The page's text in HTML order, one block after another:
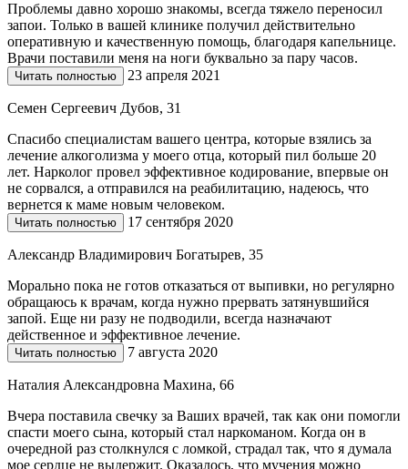
Проблемы давно хорошо знакомы, всегда тяжело переносил
запои. Только в вашей клинике получил действительно
оперативную и качественную помощь, благодаря капельнице.
Врачи поставили меня на ноги буквально за пару часов.
Читать полностью 23 апреля 2021
Семен Сергеевич Дубов, 31
Спасибо специалистам вашего центра, которые взялись за
лечение алкоголизма у моего отца, который пил больше 20
лет. Нарколог провел эффективное кодирование, впервые он
не сорвался, а отправился на реабилитацию, надеюсь, что
вернется к маме новым человеком.
Читать полностью 17 сентября 2020
Александр Владимирович Богатырев, 35
Морально пока не готов отказаться от выпивки, но регулярно
обращаюсь к врачам, когда нужно прервать затянувшийся
запой. Еще ни разу не подводили, всегда назначают
действенное и эффективное лечение.
Читать полностью 7 августа 2020
Наталия Александровна Махина, 66
Вчера поставила свечку за Ваших врачей, так как они помогли
спасти моего сына, который стал наркоманом. Когда он в
очередной раз столкнулся с ломкой, страдал так, что я думала
мое сердце не выдержит. Оказалось, что мучения можно